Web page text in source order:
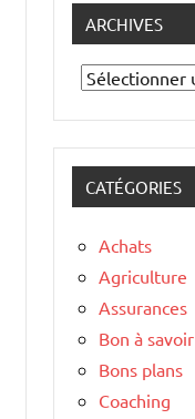
ARCHIVES
Archives
CATÉGORIES
Achats
Agriculture
Assurances
Bon à savoir
Bons plans
Coaching